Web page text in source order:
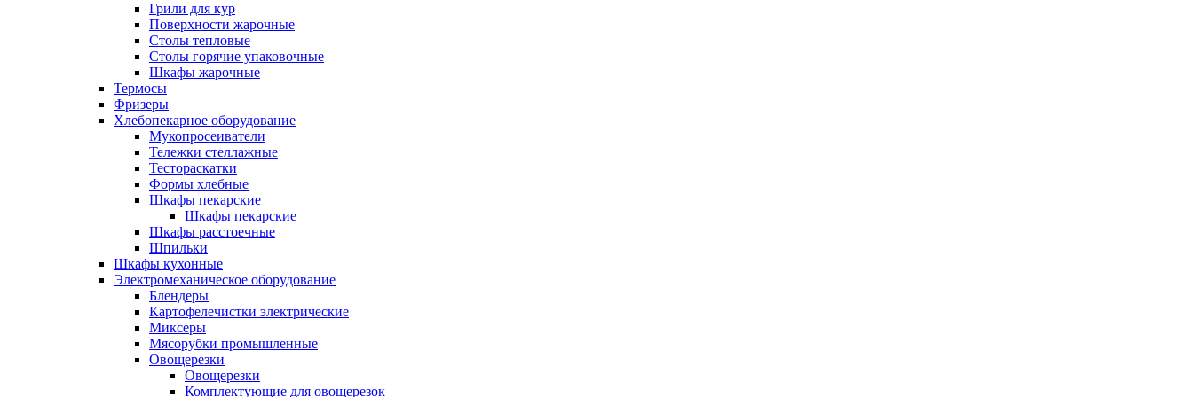
Грили для кур
Поверхности жарочные
Столы тепловые
Столы горячие упаковочные
Шкафы жарочные
Термосы
Фризеры
Хлебопекарное оборудование
Мукопросеиватели
Тележки стеллажные
Тестораскатки
Формы хлебные
Шкафы пекарские
Шкафы пекарские
Шкафы расстоечные
Шпильки
Шкафы кухонные
Электромеханическое оборудование
Блендеры
Картофелечистки электрические
Миксеры
Мясорубки промышленные
Овощерезки
Овощерезки
Комплектующие для овощерезок